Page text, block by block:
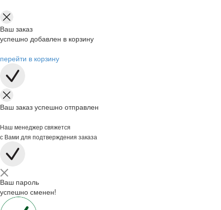
Ваш заказ
успешно добавлен в корзину
перейти в корзину
Ваш заказ успешно отправлен
Наш менеджер свяжется
с Вами для подтверждения заказа
Ваш пароль
успешно сменен!